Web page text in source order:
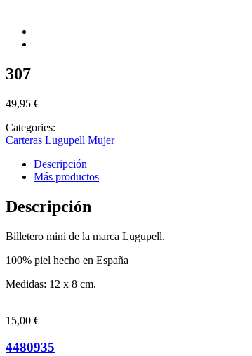
307
49,95 €
Categories:
Carteras Lugupell Mujer
Descripción
Más productos
Descripción
Billetero mini de la marca Lugupell.
100% piel hecho en España
Medidas: 12 x 8 cm.
15,00 €
4480935